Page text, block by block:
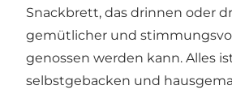
Snackbrett, das drinnen oder
gemütlicher und
genossen werden kann. Alles
selbstgebacken und